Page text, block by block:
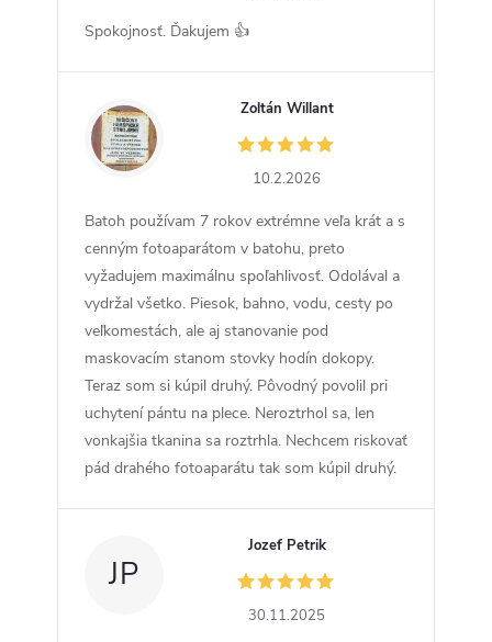
Spokojnosť. Ďakujem 👍
ZW
Zoltán Willant
10.2.2026
Batoh používam 7 rokov extrémne veľa krát a s
cenným fotoaparátom v batohu, preto
vyžadujem maximálnu spoľahlivosť. Odolával a
vydržal všetko. Piesok, bahno, vodu, cesty po
veľkomestách, ale aj stanovanie pod
maskovacím stanom stovky hodín dokopy.
Teraz som si kúpil druhý. Pôvodný povolil pri
uchytení pántu na plece. Neroztrhol sa, len
vonkajšia tkanina sa roztrhla. Nechcem riskovať
pád drahého fotoaparátu tak som kúpil druhý.
JP
Jozef Petrik
30.11.2025